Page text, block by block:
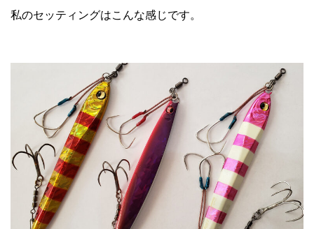
私のセッティングはこんな感じです。